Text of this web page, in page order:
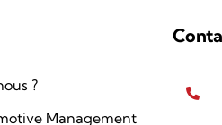
?
Management